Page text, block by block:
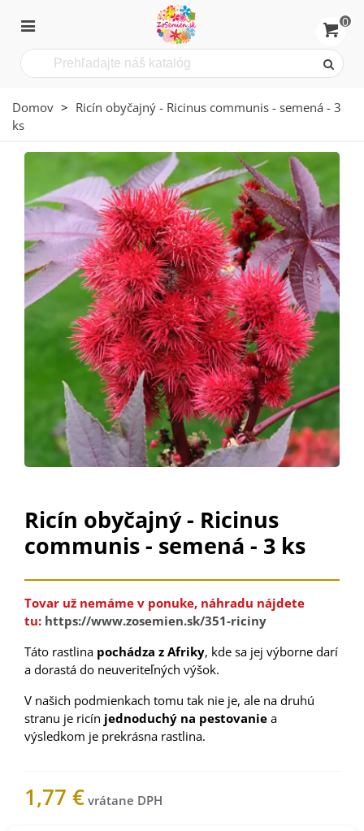
0
Domov > Ricín obyčajný - Ricinus communis - semená - 3
ks
Ricín obyčajný - Ricinus
communis - semená - 3 ks
Tovar už nemáme v ponuke, náhradu nájdete
tu: https://www.zosemien.sk/351-riciny
Táto rastlina pochádza z Afriky, kde sa jej výborne darí
a dorastá do neuveriteľných výšok.
V našich podmienkach tomu tak nie je, ale na druhú
stranu je ricín jednoduchý na pestovanie a
výsledkom je prekrásna rastlina.
1,77 €